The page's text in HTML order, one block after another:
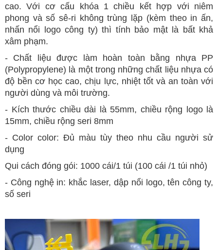
cao.Với cơ cấu khóa 1 chiều kết hợp với niêm
phong và số sê-ri không trùng lặp (kèm theo in ấn,
nhấn nổi logo công ty) thì tính bảo mật là bất khả
xâm phạm.
- Chất liệu được làm hoàn toàn bằng nhựa PP
(Polypropylene) là một trong những chất liệu nhựa có
độ bền cơ học cao, chịu lực, nhiệt tốt và an toàn với
người dùng và môi trường.
- Kích thước chiều dài là 55mm, chiều rộng logo là
15mm, chiều rộng seri 8mm
- Color color: Đủ màu tùy theo nhu cầu người sử
dụng
Qui cách đóng gói: 1000 cái/1 túi (100 cái /1 túi nhỏ)
- Công nghệ in: khắc laser, dập nổi logo, tên công ty,
số seri